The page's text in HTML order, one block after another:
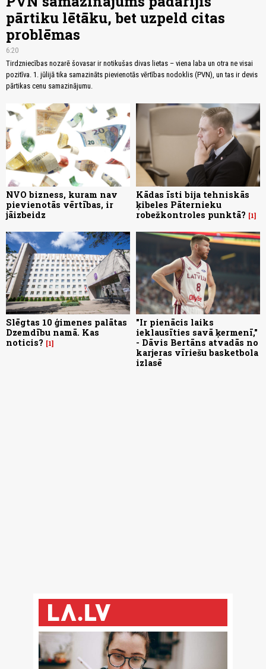
pārtiku lētāku, bet uzpeld citas
problēmas
6:20
Tirdzniecības nozarē šovasar ir notikušas divas lietas – viena laba un otra ne visai
pozitīva. 1. jūlijā tika samazināts pievienotās vērtības nodoklis (PVN), un tas ir devis
pārtikas cenu samazinājumu.
NVO bizness, kuram nav
pievienotās vērtības, ir
jāizbeidz
Kādas īsti bija tehniskās
ķibeles Pāternieku
robežkontroles punktā?
1
Slēgtas 10 ģimenes palātas
Dzemdību namā. Kas
noticis?
1
"Ir pienācis laiks
ieklausīties savā ķermenī,"
- Dāvis Bertāns atvadās no
karjeras vīriešu basketbola
izlasē